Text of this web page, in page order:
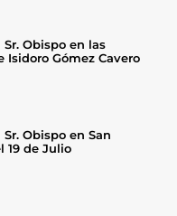
Obispo en las
Isidoro Gómez Cavero
Obispo en San
19 de Julio